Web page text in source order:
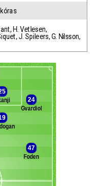
, H. Vetlesen,
,J. Spileers,G. Nilsson,